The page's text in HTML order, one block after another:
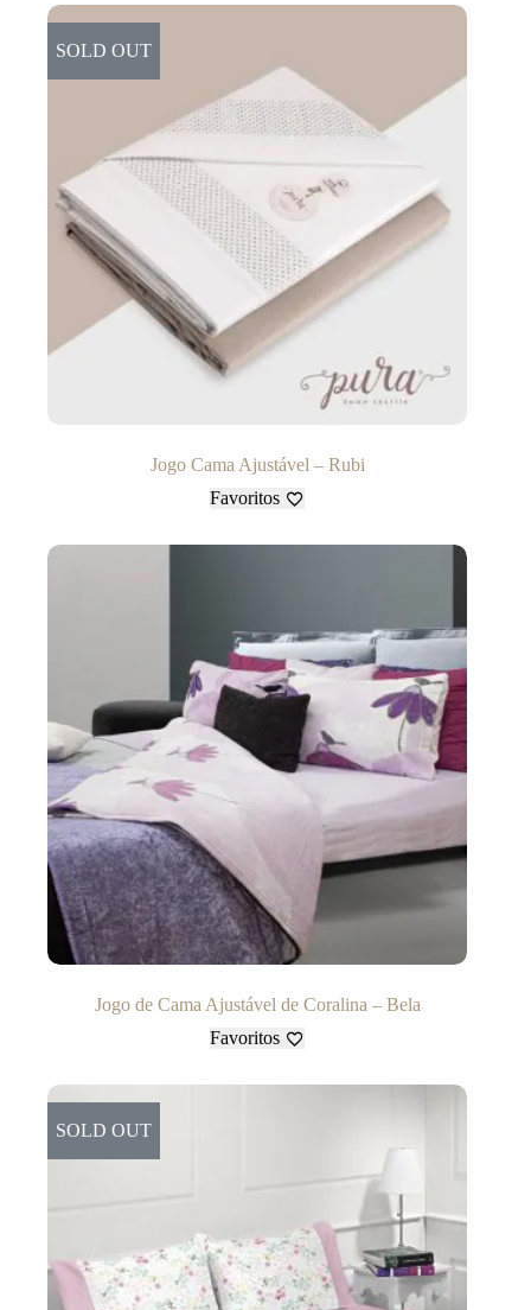
SOLD OUT
Jogo Cama Ajustável – Rubi
Favoritos
Jogo de Cama Ajustável de Coralina – Bela
Favoritos
SOLD OUT